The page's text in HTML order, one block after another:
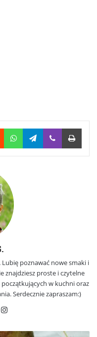
RedditWhatsAppTelegramViber Print
poznawać nowe smaki i
znajdziesz proste i czytelne
w kuchni oraz
Serdecznie zapraszam:)
Instagram